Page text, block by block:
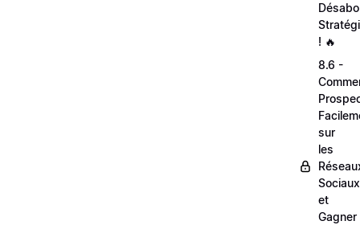
! 🔥
8.6 -
sur
les
Sociaux
et
Gagner